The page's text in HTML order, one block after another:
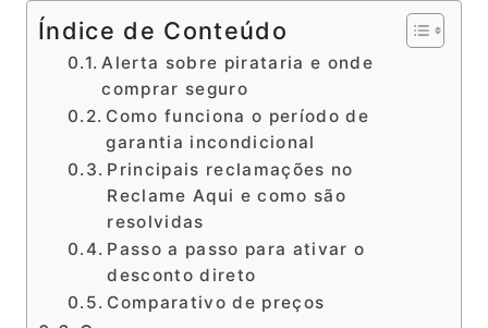
Índice de Conteúdo
Alerta sobre pirataria e onde
comprar seguro
Como funciona o período de
garantia incondicional
Principais reclamações no
Reclame Aqui e como são
resolvidas
Passo a passo para ativar o
desconto direto
Comparativo de preços